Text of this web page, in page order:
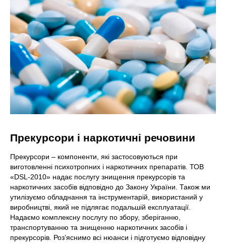
Прекурсори і наркотичні речовини
Прекурсори – компоненти, які застосовуються при
виготовленні психотропних і наркотичних препаратів. ТОВ
«DSL-2010» надає послугу знищення прекурсорів та
наркотичних засобів відповідно до Закону України. Також ми
утилізуємо обладнання та інструментарій, використаний у
виробництві, який не підлягає подальшій експлуатації.
Надаємо комплексну послугу по збору, зберіганню,
транспортуванню та знищенню наркотичних засобів і
прекурсорів. Роз’яснимо всі нюанси і підготуємо відповідну